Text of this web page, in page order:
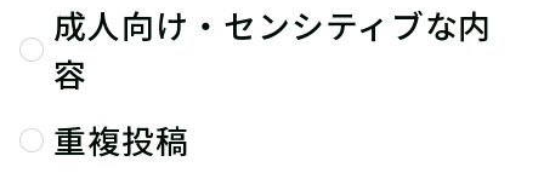
成人向け・センシティブな内
容
重複投稿